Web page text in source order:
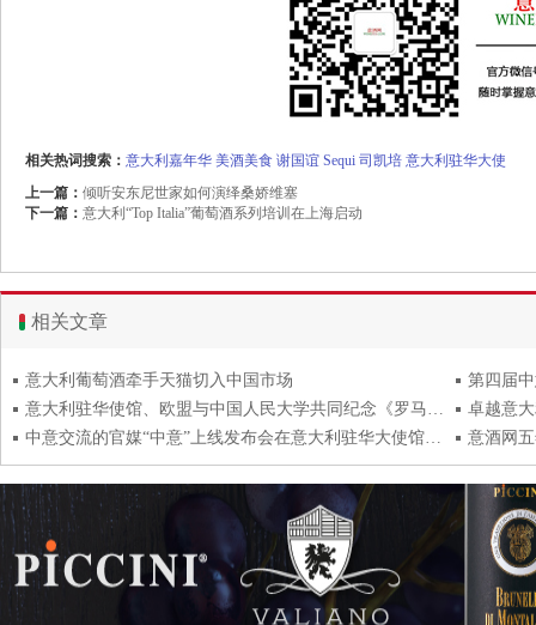
相关热词搜索： 意大利嘉年华 美酒美食 谢国谊 Sequi 司凯培 意大利驻华大使
上一篇： 倾听安东尼世家如何演绎桑娇维塞
下一篇： 意大利“Top Italia”葡萄酒系列培训在上海启动
相关文章
意大利葡萄酒牵手天猫切入中国市场
第四届
意大利驻华使馆、欧盟与中国人民大学共同纪念《罗马条约》缔结60周年
中意交流的官媒“中意”上线发布会在意大利驻华大使馆举行